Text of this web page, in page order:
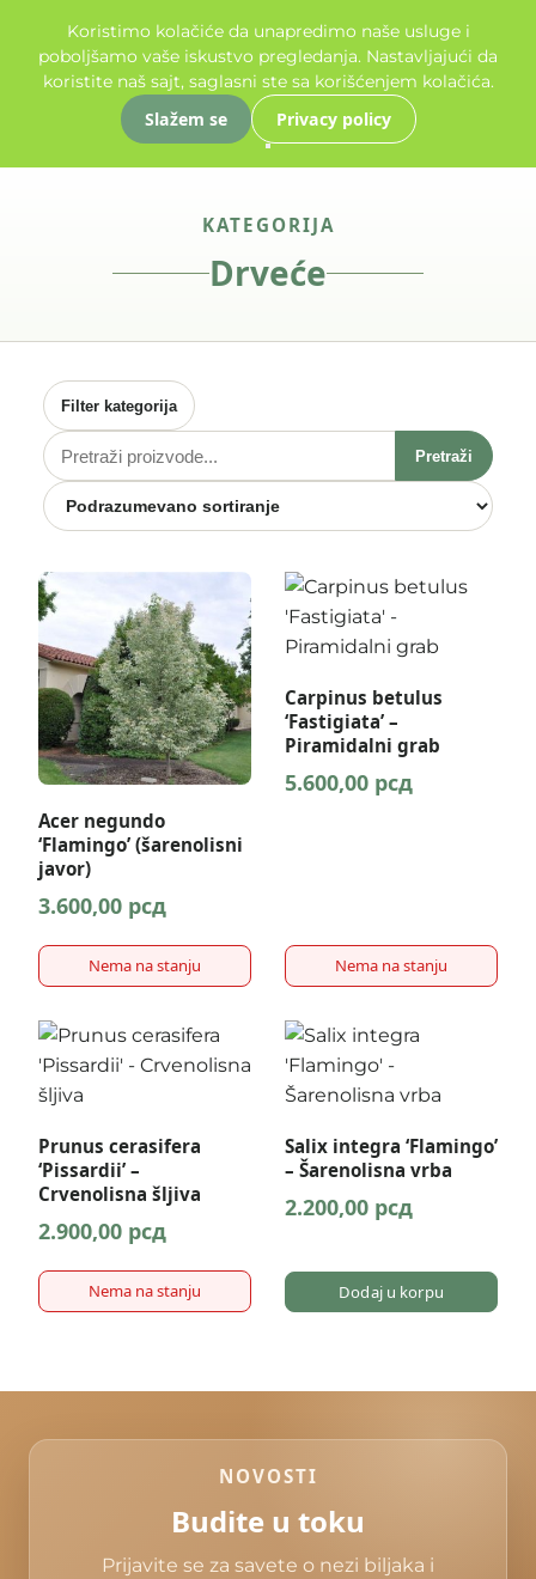
Pogledajte našu ponudu cveća Ovaj period je idealan
KATEGORIJA
Drveće
Filter kategorija
Pretraži
proizvode
Pretraži
Acer negundo
‘Flamingo’ (šarenolisni
javor)
3.600,00 рсд
Nema na stanju
Carpinus betulus
‘Fastigiata’ –
Piramidalni grab
5.600,00 рсд
Nema na stanju
Prunus cerasifera
‘Pissardii’ –
Crvenolisna šljiva
2.900,00 рсд
Nema na stanju
Salix integra ‘Flamingo’
– Šarenolisna vrba
2.200,00 рсд
Dodaj u korpu
NOVOSTI
Budite u toku
Prijavite se za savete o nezi biljaka i
Koristimo kolačiće da unapredimo naše usluge i
poboljšamo vaše iskustvo pregledanja. Nastavljajući da
koristite naš sajt, saglasni ste sa korišćenjem kolačića.
Slažem se Privacy policy